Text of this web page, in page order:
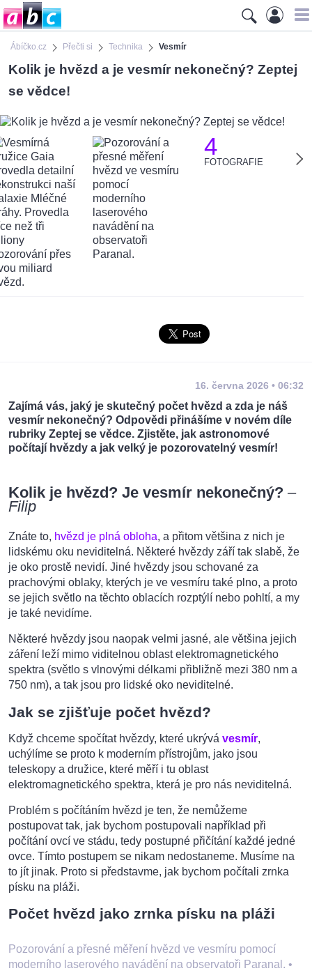
Ábíčko.cz Přečti si Technika Vesmír
Kolik je hvězd a je vesmír nekonečný? Zeptej
se vědce!
4
FOTOGRAFIE
16. června 2026 • 06:32
Zajímá vás, jaký je skutečný počet hvězd a zda je náš
vesmír nekonečný? Odpovědi přinášíme v novém díle
rubriky Zeptej se vědce. Zjistěte, jak astronomové
počítají hvězdy a jak velký je pozorovatelný vesmír!
Kolik je hvězd? Je vesmír nekonečný? –
Filip
Znáte to, hvězd je plná obloha, a přitom většina z nich je
lidskému oku neviditelná. Některé hvězdy září tak slabě, že
je oko prostě nevidí. Jiné hvězdy jsou schované za
prachovými oblaky, kterých je ve vesmíru také plno, a proto
se jejich světlo na těchto oblacích rozptýlí nebo pohltí, a my
je také nevidíme.
Některé hvězdy jsou naopak velmi jasné, ale většina jejich
záření leží mimo viditelnou oblast elektromagnetického
spektra (světlo s vlnovými délkami přibližně mezi 380 nm a
750 nm), a tak jsou pro lidské oko neviditelné.
Jak se zjišťuje počet hvězd?
Když chceme spočítat hvězdy, které ukrývá vesmír,
uchýlíme se proto k moderním přístrojům, jako jsou
teleskopy a družice, které měří i tu oblast
elektromagnetického spektra, která je pro nás neviditelná.
Problém s počítáním hvězd je ten, že nemůžeme
postupovat tak, jak bychom postupovali například při
počítání ovcí ve stádu, tedy postupné přičítání každé jedné
ovce. Tímto postupem se nikam nedostaneme. Musíme na
to jít jinak. Proto si představme, jak bychom počítali zrnka
písku na pláži.
Počet hvězd jako zrnka písku na pláži
Pozorování a přesné měření hvězd ve vesmíru pomocí
moderního laserového navádění na observatoři Paranal. •